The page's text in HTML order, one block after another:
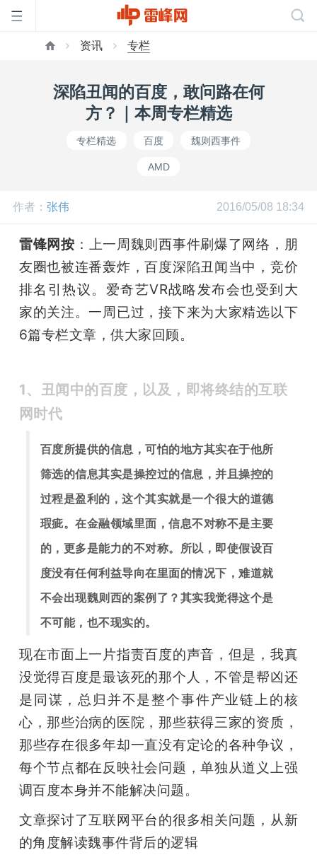
公
开
动
心
GAIR
专
题
爱
搞
机
资讯 专栏
深陷丑闻的百度，敢问路在何
方？｜本周专栏精选
专栏精选 百度 魏则西事件
AMD
作者： 张伟 2016/05/08 18:34
雷锋网按 ：上一周魏则西事件刷爆了网络，朋
友圈也被连番轰炸，百度深陷丑闻当中，竞价
排名引热议。爱奇艺VR战略发布会也受到大
家的关注。一周已过，接下来为大家精选以下
6篇专栏文章，供大家回顾。
1、丑闻中的百度，以及，即将终结的互联
网时代
百度所提供的信息，可怕的地方其实在于他所
筛选的信息其实是操控过的信息，并且操控的
过程是盈利的，这个其实就是一个很大的道德
瑕疵。在金融领域里面，信息不对称不是主要
的，更多是能力的不对称。所以，即使假设百
度没有任何利益导向在里面的情况下，难道就
不会出现魏则西的案例了？其实我觉得这个是
不可能，也不现实的。
现在市面上一片指责百度的声音，但是，我真
没觉得百度是最该死的那个人，不管是帮凶还
是同谋，总归并不是整个事件产业链上的核
心，那些治病的医院，那些获得三家的资质，
那些存在很多年却一直没有定论的各种争议，
每个节点都在反映社会问题，单独从道义上强
调百度本身并不能解决问题。
文章探讨了互联网平台的很多相关问题，从新
的角度解读魏事件背后的逻辑